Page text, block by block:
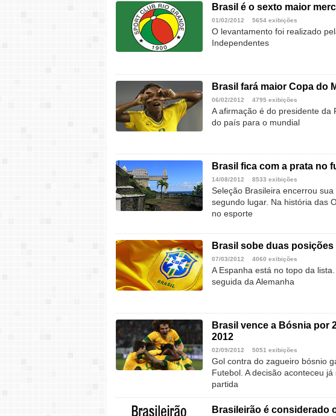
Brasil é o sexto maior
01/02/2012 5654 exibições
O levantamento foi realizado
Independentes
Brasil fará maior Copa do
06/02/2012 4795 exibições
A afirmação é do presidente da
do país para o mundial
Brasil fica com a prata no
14/08/2012 8533 exibições
Seleção Brasileira encerrou
segundo lugar. Na história das
no esporte
Brasil sobe duas
07/03/2012 4060 exibições
A Espanha está no topo da
seguida da Alemanha
Brasil vence a Bósnia por
2012
02/09/2012 5051 exibições
Gol contra do zagueiro bósnio
Futebol. A decisão aconteceu
partida
Brasileirão é considerado